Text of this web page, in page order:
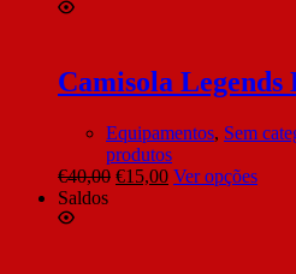
Camisola Legends
Equipamentos, Sem
produtos
€40,00 €15,00 Ver opções
Saldos